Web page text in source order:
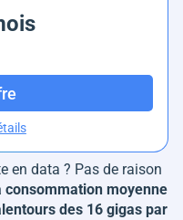
en data ? Pas de raison
consommation moyenne
des 16 gigas par